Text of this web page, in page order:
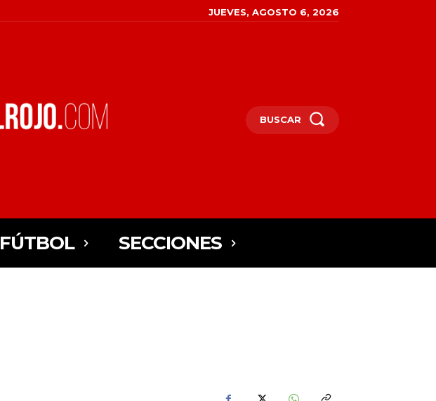
JUEVES, AGOSTO 6, 2026
BUSCAR
FÚTBOL SECCIONES